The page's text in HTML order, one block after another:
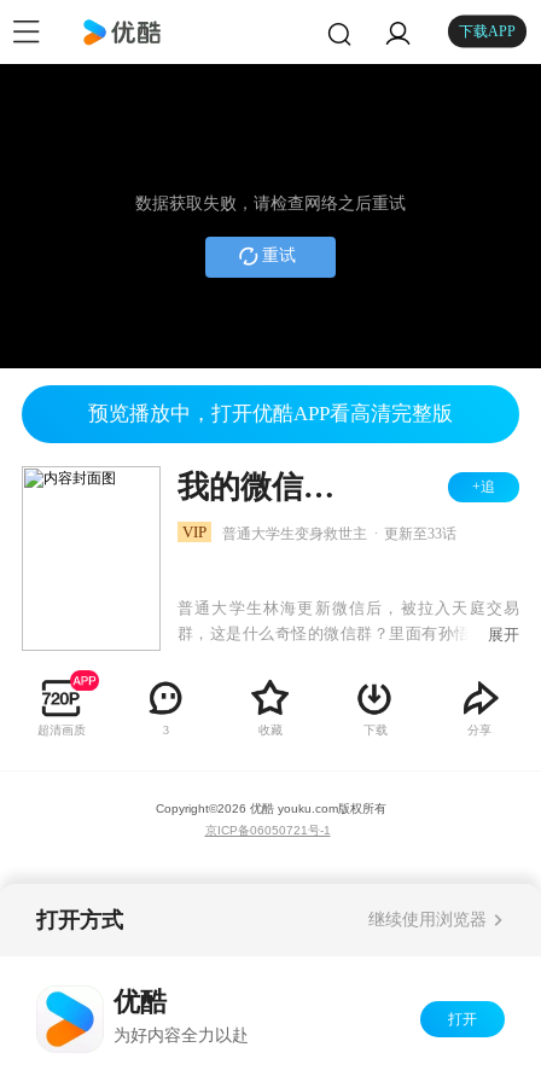
下载APP
数据获取失败，请检查网络之后重试
重试
预览播放中，打开优酷APP看高清完整版
我的微信连三界 第四季 +追
VIP 普通大学生变身救世主 更新至33话
普通大学生林海更新微信后，被拉入天庭交易
群，这是什么奇怪的微信群？里面有孙悟空猪八
是林海想不到的是，他们居然可以交易各种神丹
妙药，让原本平凡低调的林海，摇身一变成为了
实力高强的救世主！从此他的人生变得多姿多
展开
超清画质 3 收藏 下载 分享
Copyright©2026 优酷 youku.com版权所有
京ICP备06050721号-1
打开方式 继续使用浏览器
优酷
为好内容全力以赴
打开